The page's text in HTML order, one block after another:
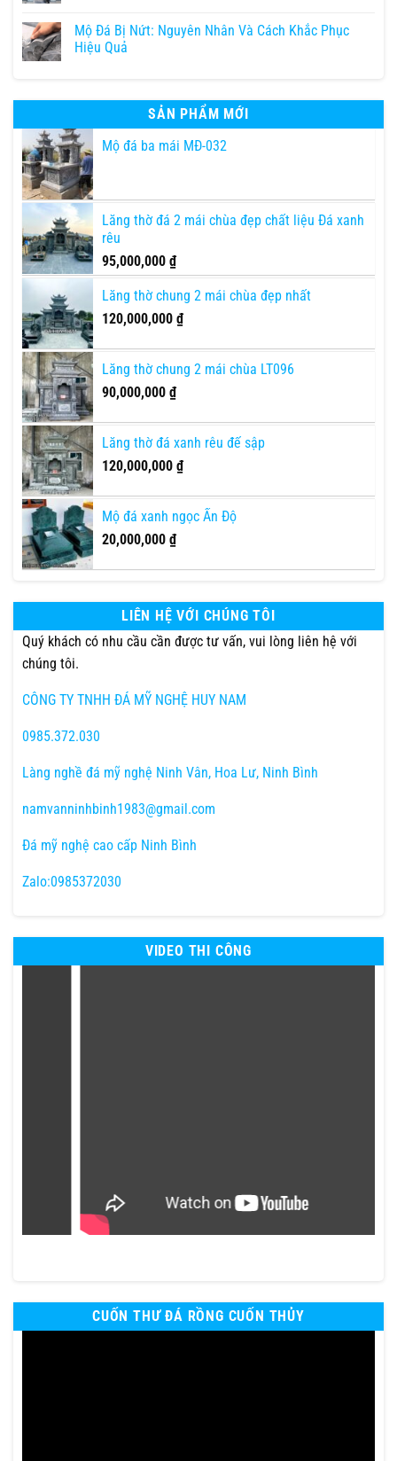
Mộ Đá Bị Nứt: Nguyên Nhân Và Cách Khắc Phục
Hiệu Quả
SẢN PHẨM MỚI
Mộ đá ba mái MĐ-032
Lăng thờ đá 2 mái chùa đẹp chất liệu Đá xanh
rêu
95,000,000 ₫
Lăng thờ chung 2 mái chùa đẹp nhất
120,000,000 ₫
Lăng thờ chung 2 mái chùa LT096
90,000,000 ₫
Lăng thờ đá xanh rêu đế sập
120,000,000 ₫
Mộ đá xanh ngọc Ấn Độ
20,000,000 ₫
LIÊN HỆ VỚI CHÚNG TÔI
Quý khách có nhu cầu cần được tư vấn, vui lòng liên hệ với
chúng tôi.
CÔNG TY TNHH ĐÁ MỸ NGHỆ HUY NAM
0985.372.030
Làng nghề đá mỹ nghệ Ninh Vân, Hoa Lư, Ninh Bình
namvanninhbinh1983@gmail.com
Đá mỹ nghệ cao cấp Ninh Bình
Zalo:0985372030
VIDEO THI CÔNG
CUỐN THƯ ĐÁ RỒNG CUỐN THỦY